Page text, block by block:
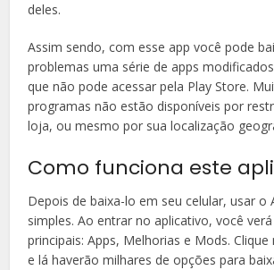
deles.
Assim sendo, com esse app você pode
problemas uma série de apps
que não pode acessar pela Play Store.
programas não estão disponíveis por
loja, ou mesmo por sua localização
Como funciona este
Depois de baixa-lo em seu celular, usar o
simples. Ao entrar no aplicativo, você
principais: Apps, Melhorias e Mods.
e lá haverão milhares de opções para